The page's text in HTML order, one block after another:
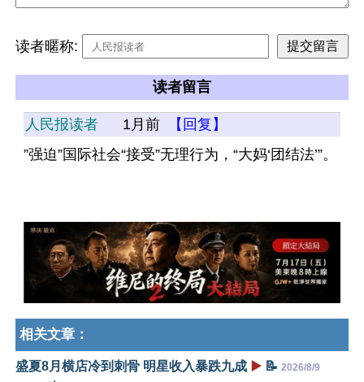
读者暱称:
读者留言
人民报读者 1月前
【回复】
”强迫”国际社会“接受”无理行为，“大妈‘团结法’”。
相关文章：
盛夏8月横店冷到刺骨 明星收入暴跌九成 ▶️ 📝 2026/8/9